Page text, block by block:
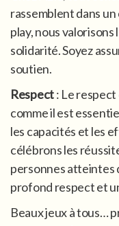
rassemblent dans
play, nous valorisons
solidarité. Soyez
soutien.
Respect: Le respect
comme il est
les capacités et les
célébrons les
personnes atteintes
profond respect et
Beaux jeux à tous…